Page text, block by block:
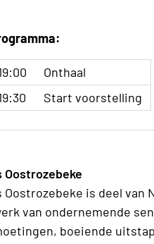
Onthaal
Start voorstelling
Oostrozebeke
Oostrozebeke is deel van
van ondernemende
boeiende